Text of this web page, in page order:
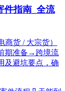
件指南_全流
货 / 大宗货）
期准备→跨境流
及避坑要点，确